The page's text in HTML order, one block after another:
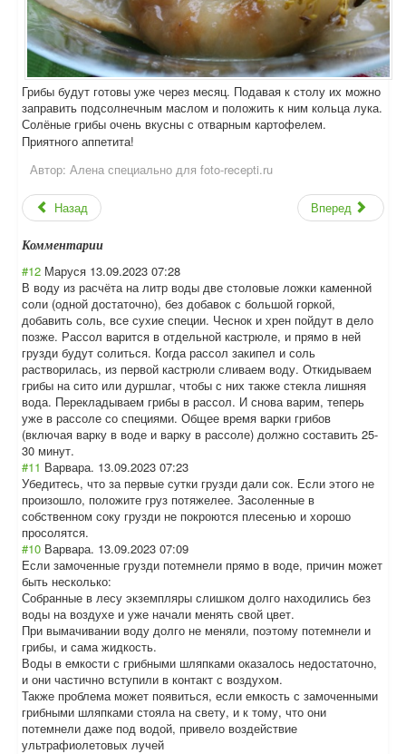
Грибы будут готовы уже через месяц. Подавая к столу их можно
заправить подсолнечным маслом и положить к ним кольца лука.
Солёные грибы очень вкусны с отварным картофелем.
Приятного аппетита!
Автор: Алена специально для foto-recepti.ru
Назад Вперед
Комментарии
#12 Маруся 13.09.2023 07:28
В воду из расчёта на литр воды две столовые ложки каменной
соли (одной достаточно), без добавок с большой горкой,
добавить соль, все сухие специи. Чеснок и хрен пойдут в дело
позже. Рассол варится в отдельной кастрюле, и прямо в ней
грузди будут солиться. Когда рассол закипел и соль
растворилась, из первой кастрюли сливаем воду. Откидываем
грибы на сито или дуршлаг, чтобы с них также стекла лишняя
вода. Перекладываем грибы в рассол. И снова варим, теперь
уже в рассоле со специями. Общее время варки грибов
(включая варку в воде и варку в рассоле) должно составить 25-
30 минут.
#11 Варвара. 13.09.2023 07:23
Убедитесь, что за первые сутки грузди дали сок. Если этого не
произошло, положите груз потяжелее. Засоленные в
собственном соку грузди не покроются плесенью и хорошо
просолятся.
#10 Варвара. 13.09.2023 07:09
Если замоченные грузди потемнели прямо в воде, причин может
быть несколько:
Собранные в лесу экземпляры слишком долго находились без
воды на воздухе и уже начали менять свой цвет.
При вымачивании воду долго не меняли, поэтому потемнели и
грибы, и сама жидкость.
Воды в емкости с грибными шляпками оказалось недостаточно,
и они частично вступили в контакт с воздухом.
Также проблема может появиться, если емкость с замоченными
грибными шляпками стояла на свету, и к тому, что они
потемнели даже под водой, привело воздействие
ультрафиолетовых лучей